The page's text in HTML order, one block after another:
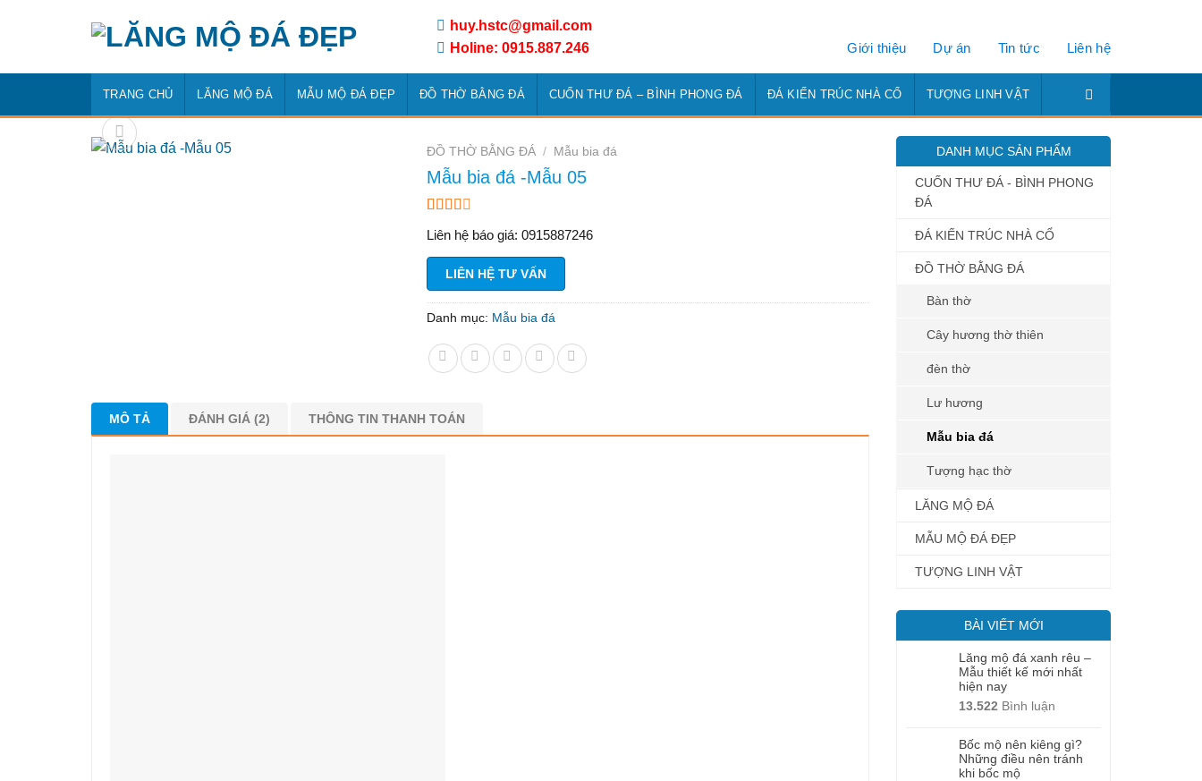
dung
huy.hstc@gmail.com
Holine: 0915.887.246
Giới thiệu Dự án Tin tức Liên hệ
TRANG CHỦ LĂNG MỘ ĐÁ MẪU MỘ ĐÁ ĐẸP ĐỒ THỜ BẰNG ĐÁ CUỐN THƯ ĐÁ – BÌNH PHONG ĐÁ ĐÁ KIẾN TRÚC NHÀ CỔ TƯỢNG LINH VẬT
DANH MỤC SẢN PHẨM
CUỐN THƯ ĐÁ - BÌNH PHONG
ĐÁ
ĐÁ KIẾN TRÚC NHÀ CỔ
ĐỒ THỜ BẰNG ĐÁ
Bàn thờ
Cây hương thờ thiên
đèn thờ
Lư hương
Mẫu bia đá
Tượng hạc thờ
LĂNG MỘ ĐÁ
MẪU MỘ ĐÁ ĐẸP
TƯỢNG LINH VẬT
BÀI VIẾT MỚI
Lăng mộ đá xanh rêu –
Mẫu thiết kế mới nhất
hiện nay
13.522 Bình luận
Bốc mộ nên kiêng gì?
Những điều nên tránh
khi bốc mộ
ĐỒ THỜ BẰNG ĐÁ / Mẫu bia đá
Mẫu bia đá -Mẫu 05
trên 5
dựa
trên
đánh
Liên hệ báo giá: 0915887246
LIÊN HỆ TƯ VẤN
Danh mục: Mẫu bia đá
MÔ TẢ ĐÁNH GIÁ (2) THÔNG TIN THANH TOÁN